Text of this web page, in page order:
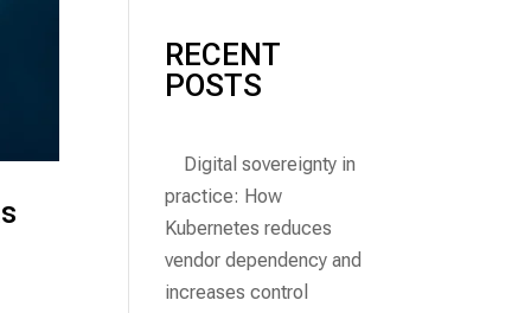
RECENT
POSTS
Digital sovereignty in
practice: How
Kubernetes reduces
vendor dependency and
increases control